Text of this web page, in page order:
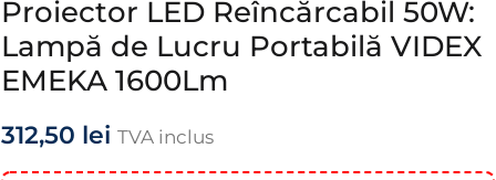
Proiector LED Reîncărcabil 50W:
Lampă de Lucru Portabilă VIDEX
EMEKA 1600Lm
312,50 lei TVA inclus